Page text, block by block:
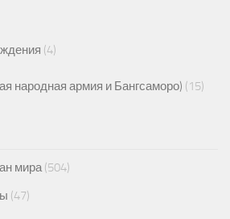
(4)
народная армия и Бангсаморо) (15)
мира(504)
(47)